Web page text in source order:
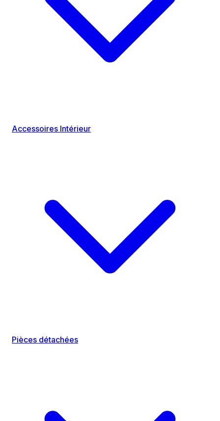
Accessoires Intérieur
Pièces détachées